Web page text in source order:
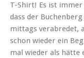
T-Shirt! Es ist
dass der
mittags verabredet,
schon wieder ein
mal wieder als hätte